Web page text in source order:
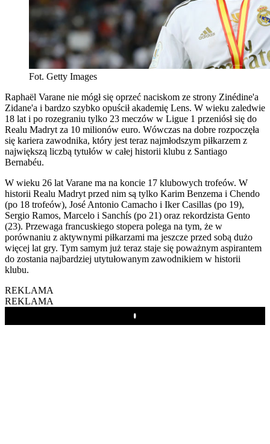
Fot. Getty Images
Raphaël Varane nie mógł się oprzeć naciskom ze strony Zinédine'a
Zidane'a i bardzo szybko opuścił akademię Lens. W wieku zaledwie
18 lat i po rozegraniu tylko 23 meczów w Ligue 1 przeniósł się do
Realu Madryt za 10 milionów euro. Wówczas na dobre rozpoczęła
się kariera zawodnika, który jest teraz najmłodszym piłkarzem z
największą liczbą tytułów w całej historii klubu z Santiago
Bernabéu.
W wieku 26 lat Varane ma na koncie 17 klubowych trofeów. W
historii Realu Madryt przed nim są tylko Karim Benzema i Chendo
(po 18 trofeów), José Antonio Camacho i Iker Casillas (po 19),
Sergio Ramos, Marcelo i Sanchís (po 21) oraz rekordzista Gento
(23). Przewaga francuskiego stopera polega na tym, że w
porównaniu z aktywnymi piłkarzami ma jeszcze przed sobą dużo
więcej lat gry. Tym samym już teraz staje się poważnym aspirantem
do zostania najbardziej utytułowanym zawodnikiem w historii
klubu.
REKLAMA
REKLAMA
Play